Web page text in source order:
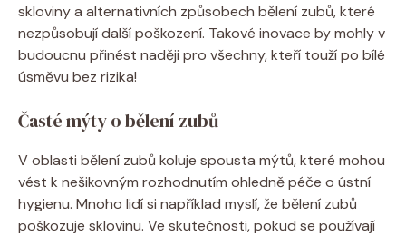
skloviny a alternativních způsobech bělení zubů, které
nezpůsobují další poškození. Takové inovace by mohly v
budoucnu přinést naději pro všechny, kteří touží po bílé
úsměvu bez rizika!
Časté mýty o bělení zubů
V oblasti bělení zubů koluje spousta mýtů, které mohou
vést k nešikovným rozhodnutím ohledně péče o ústní
hygienu. Mnoho lidí si například myslí, že bělení zubů
poškozuje sklovinu. Ve skutečnosti, pokud se používají